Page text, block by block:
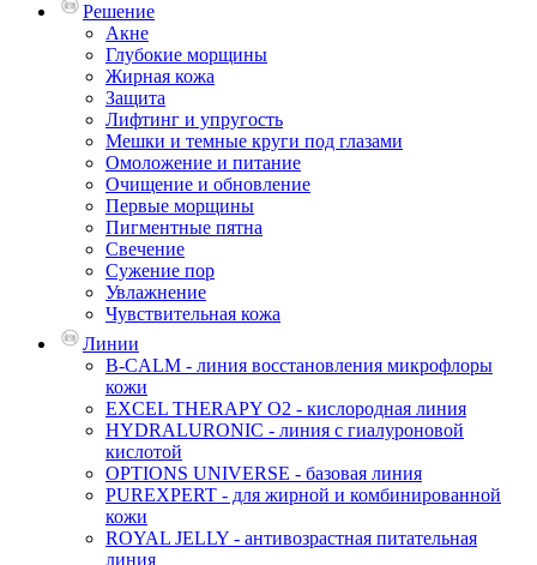
Решение
Акне
Глубокие морщины
Жирная кожа
Защита
Лифтинг и упругость
Мешки и темные круги под глазами
Омоложение и питание
Очищение и обновление
Первые морщины
Пигментные пятна
Свечение
Сужение пор
Увлажнение
Чувствительная кожа
Линии
B-CALM - линия восстановления микрофлоры
кожи
EXCEL THERAPY O2 - кислородная линия
HYDRALURONIC - линия с гиалуроновой
кислотой
OPTIONS UNIVERSE - базовая линия
PUREXPERT - для жирной и комбинированной
кожи
ROYAL JELLY - антивозрастная питательная
линия